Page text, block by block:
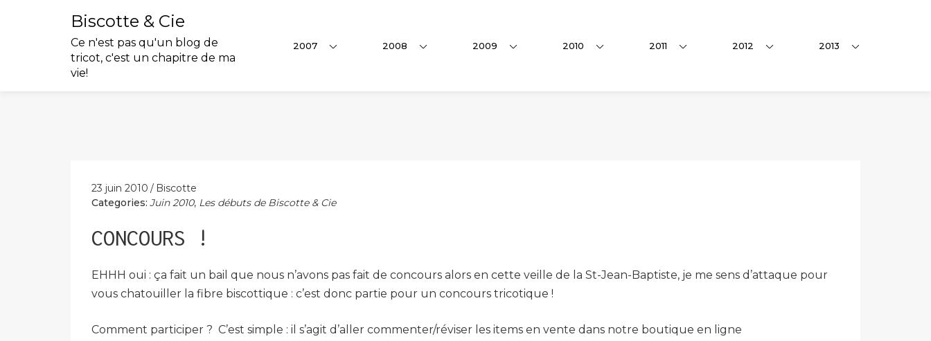
Biscotte & Cie
Ce n'est pas qu'un blog de
tricot, c'est un chapitre de ma
vie!
2007 2008 2009 2010 2011 2012 2013
23 juin 2010
Biscotte
Categories: Juin 2010, Les débuts de Biscotte & Cie
CONCOURS !
EHHH oui : ça fait un bail que nous n’avons pas fait de concours alors en cette veille de la St-Jean-Baptiste, je me sens d’attaque pour
vous chatouiller la fibre biscottique : c’est donc partie pour un concours tricotique !
Comment participer ? C’est simple : il s’agit d’aller commenter/réviser les items en vente dans notre boutique en ligne